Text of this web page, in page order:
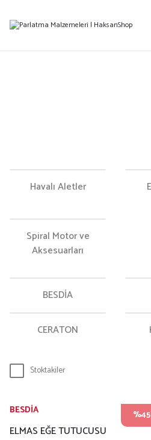
Havalı Aletler
Spiral Motor ve
Aksesuarları
BESDİA
CERATON
Stoktakiler
BESDİA
ELMAS EĞE TUTUCUSU